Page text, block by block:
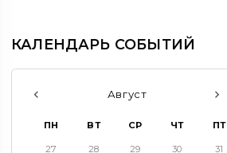
КАЛЕНДАРЬ СОБЫТИЙ
Август
ПН ВТ СР ЧТ ПТ
27 28 29 30 31